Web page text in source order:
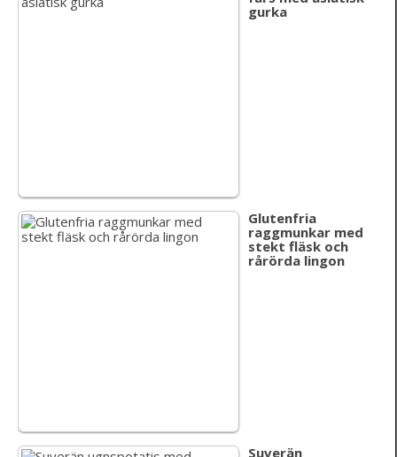
gurka
Glutenfria
raggmunkar med
stekt fläsk och
rårörda lingon
Suverän